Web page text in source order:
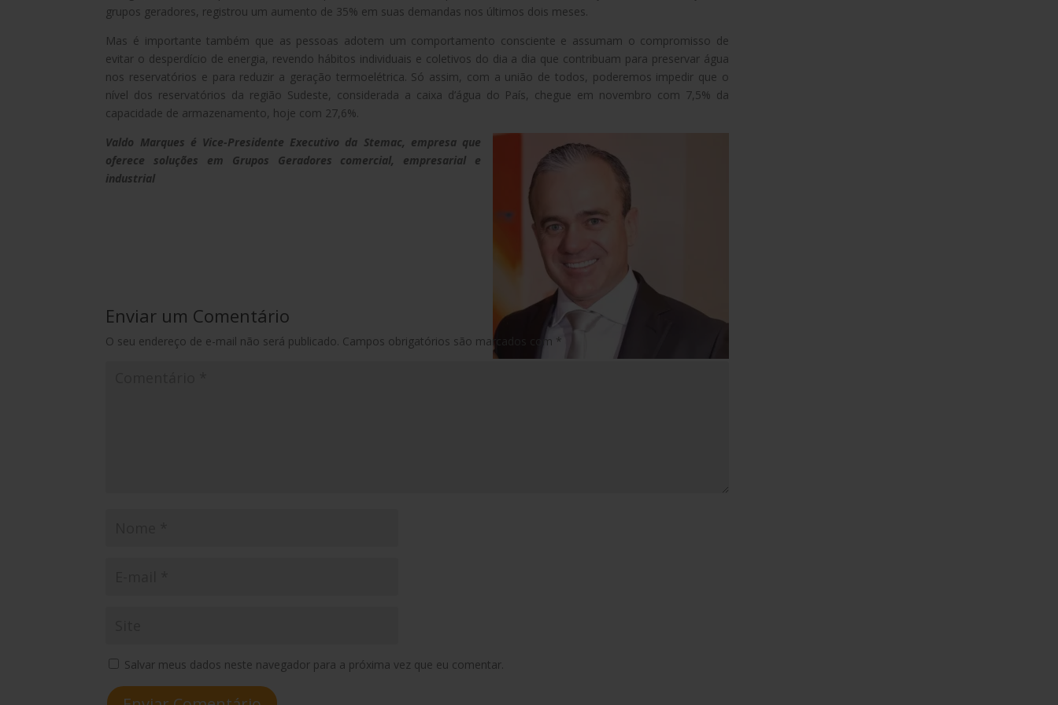
grupos geradores, registrou um aumento de 35% em suas demandas nos últimos dois meses.
Mas é importante também que as pessoas adotem um comportamento consciente e assumam o compromisso de
evitar o desperdício de energia, revendo hábitos individuais e coletivos do dia a dia que contribuam para preservar água
nos reservatórios e para reduzir a geração termoelétrica. Só assim, com a união de todos, poderemos impedir que o
nível dos reservatórios da região Sudeste, considerada a caixa d’água do País, chegue em novembro com 7,5% da
capacidade de armazenamento, hoje com 27,6%.
Valdo Marques é Vice-Presidente Executivo da Stemac, empresa que
oferece soluções em Grupos Geradores comercial, empresarial e
industrial
Enviar um Comentário
O seu endereço de e-mail não será publicado. Campos obrigatórios são marcados com *
Salvar meus dados neste navegador para a próxima vez que eu comentar.